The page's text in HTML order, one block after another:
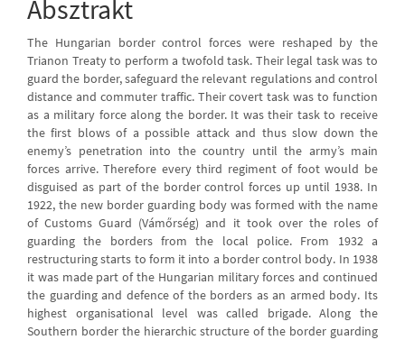
Content
Absztrakt
The Hungarian border control forces were reshaped by the
Trianon Treaty to perform a twofold task. Their legal task was to
guard the border, safeguard the relevant regulations and control
distance and commuter traffic. Their covert task was to function
as a military force along the border. It was their task to receive
the first blows of a possible attack and thus slow down the
enemy’s penetration into the country until the army’s main
forces arrive. Therefore every third regiment of foot would be
disguised as part of the border control forces up until 1938. In
1922, the new border guarding body was formed with the name
of Customs Guard (Vámőrség) and it took over the roles of
guarding the borders from the local police. From 1932 a
restructuring starts to form it into a border control body. In 1938
it was made part of the Hungarian military forces and continued
the guarding and defence of the borders as an armed body. Its
highest organisational level was called brigade. Along the
Southern border the hierarchic structure of the border guarding